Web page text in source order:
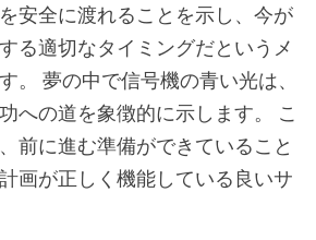
安全に渡れることを示し、今が
る適切なタイミングだというメ
。 夢の中で信号機の青い光は、
への道を象徴的に示します。 こ
前に進む準備ができていること
画が正しく機能している良いサ